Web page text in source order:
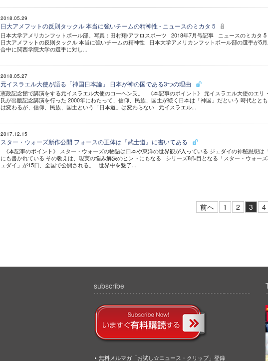
2018.05.29
日大アメフットの反則タックル 本当に強いチームの精神性 - ニュースのミカタ 5
日本大学アメリカンフットボール部。写真：田村翔/アフロスポーツ 2018年7月号記事 ニュースのミカタ 5
日大アメフットの反則タックル 本当に強いチームの精神性 日本大学アメリカンフットボール部の選手が5
合中に関西学院大学の選手に対し...
2018.05.27
元イスラエル大使が語る「神国日本論」 日本が神の国である3つの理由
憲政記念館で講演をする元イスラエル大使のコーヘン氏。 《本記事のポイント》 元イスラエル大使のエリ
氏が出版記念講演を行った 2000年にわたって、信仰、民族、国土が続く日本は「神国」だという 時代とと
は変わるが、信仰、民族、国土という「日本道」は変わらない 元イスラエル...
2017.12.15
スター・ウォーズ新作公開 フォースの正体は『武士道』に書いてある
《本記事のポイント》 スター・ウォーズの物語は日本や東洋の世界観が入っている ジェダイの神秘思想は
にも書かれている その教えは、現実の悩み解決のヒントにもなる シリーズ8作目となる「スター・ウォー
ェダイ」が15日、全国で公開される。 世界中を魅了...
前へ 1 2 3 4
subscribe
無料メルマガ「お試し☆ニュース・クリップ」登録